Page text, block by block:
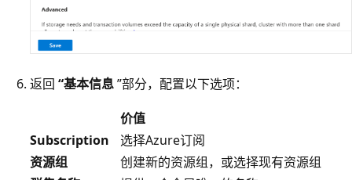
返回 “基本信息”部分，配置以下选项：
价值
Subscription
选择Azure订阅
资源组
创建新的资源组，或选择现有资源组